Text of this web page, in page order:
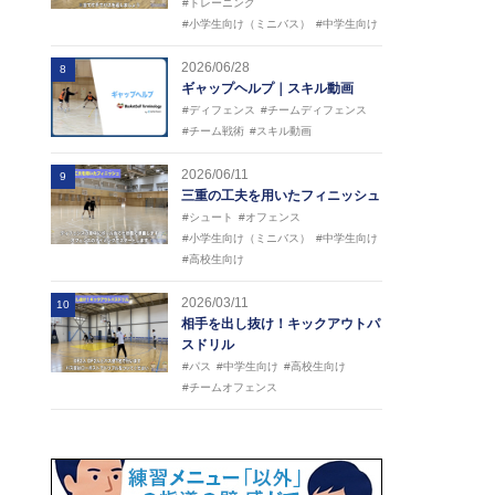
#トレーニング
#小学生向け（ミニバス）
#中学生向け
8
2026/06/28
ギャップヘルプ｜スキル動画
#ディフェンス
#チームディフェンス
#チーム戦術 #スキル動画
9
2026/06/11
三重の工夫を用いたフィニッシュ
#シュート
#オフェンス
#小学生向け（ミニバス）
#中学生向け
#高校生向け
10
2026/03/11
相手を出し抜け！キックアウトパ
スドリル
#パス #中学生向け #高校生向け
#チームオフェンス